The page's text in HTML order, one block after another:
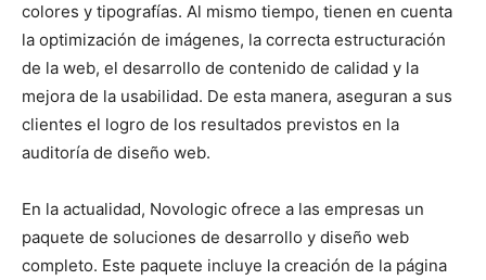
colores y tipografías. Al mismo tiempo, tienen en cuenta
la optimización de imágenes, la correcta estructuración
de la web, el desarrollo de contenido de calidad y la
mejora de la usabilidad. De esta manera, aseguran a sus
clientes el logro de los resultados previstos en la
auditoría de diseño web.
En la actualidad, Novologic ofrece a las empresas un
paquete de soluciones de desarrollo y diseño web
completo. Este paquete incluye la creación de la página